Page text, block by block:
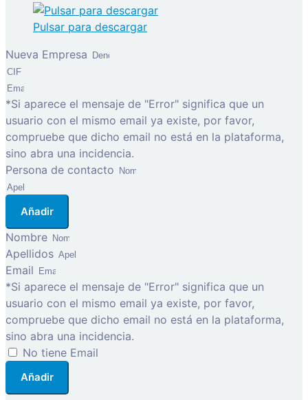
Pulsar para descargar
Nueva Empresa
*Si aparece el mensaje de "Error" significa que un
usuario con el mismo email ya existe, por favor,
compruebe que dicho email no está en la plataforma,
sino abra una incidencia.
Persona de contacto
Añadir
Nombre
Apellidos
Email
*Si aparece el mensaje de "Error" significa que un
usuario con el mismo email ya existe, por favor,
compruebe que dicho email no está en la plataforma,
sino abra una incidencia.
No tiene Email
Añadir